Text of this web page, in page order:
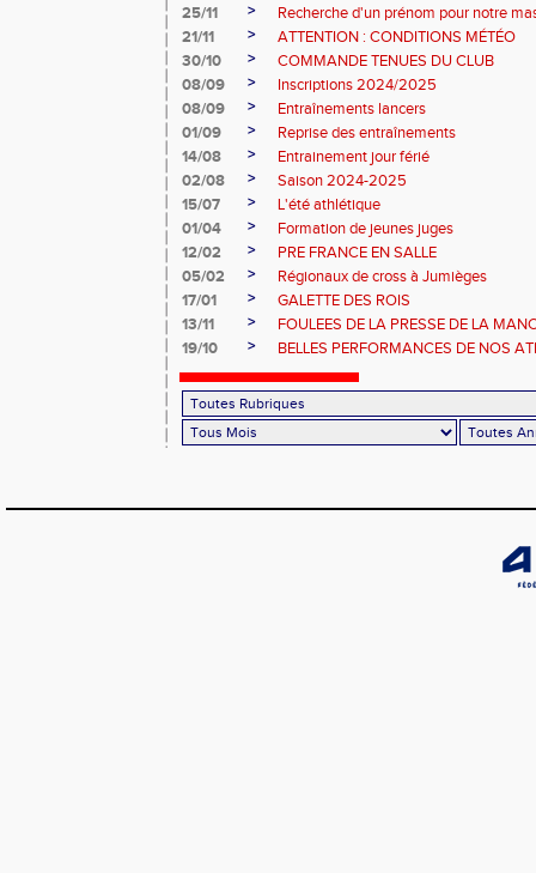
25/11
>
Recherche d'un prénom pour notre
21/11
>
ATTENTION : CONDITIONS MÉTÉO
30/10
>
COMMANDE TENUES DU CLUB
08/09
>
Inscriptions 2024/2025
08/09
>
Entraînements lancers
01/09
>
Reprise des entraînements
14/08
>
Entrainement jour férié
02/08
>
Saison 2024-2025
15/07
>
L'été athlétique
01/04
>
Formation de jeunes juges
12/02
>
PRE FRANCE EN SALLE
05/02
>
Régionaux de cross à Jumièges
17/01
>
GALETTE DES ROIS
13/11
>
FOULEES DE LA PRESSE DE LA
19/10
> BELLES PERFORMANCES DE NOS